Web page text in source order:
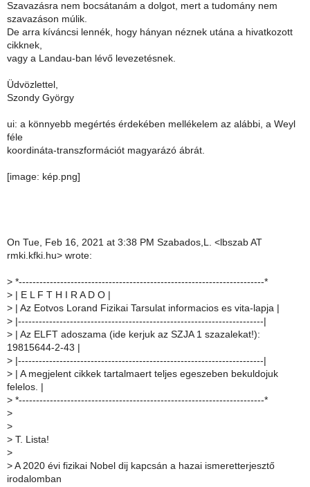
Szavazásra nem bocsátanám a dolgot, mert a tudomány nem
szavazáson múlik.
De arra kíváncsi lennék, hogy hányan néznek utána a hivatkozott
cikknek,
vagy a Landau-ban lévő levezetésnek.
Üdvözlettel,
Szondy György
ui: a könnyebb megértés érdekében mellékelem az alábbi, a Weyl
féle
koordináta-transzformációt magyarázó ábrát.
[image: kép.png]
On Tue, Feb 16, 2021 at 3:38 PM Szabados,L. <lbszab AT
rmki.kfki.hu> wrote:
> *-----------------------------------------------------------------------*
> | E L F T H I R A D O |
> | Az Eotvos Lorand Fizikai Tarsulat informacios es vita-lapja |
> |-----------------------------------------------------------------------|
> | Az ELFT adoszama (ide kerjuk az SZJA 1 szazalekat!):
19815644-2-43 |
> |-----------------------------------------------------------------------|
> | A megjelent cikkek tartalmaert teljes egeszeben bekuldojuk
felelos. |
> *-----------------------------------------------------------------------*
>
>
> T. Lista!
>
> A 2020 évi fizikai Nobel dij kapcsán a hazai ismeretterjesztő
irodalomban